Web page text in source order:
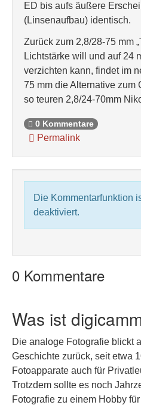
ED bis aufs äußere
(Linsenaufbau) identisch.
Zurück zum 2,8/28-75 mm
Lichtstärke will und auf 24
verzichten kann, findet im
75 mm die Alternative zum
so teuren 2,8/24-70mm
0 Kommentare
Permalink
Die Kommentarfunktion
deaktiviert.
0 Kommentare
Was ist
Die analoge Fotografie blickt
Geschichte zurück, seit etwa
Fotoapparate auch für
Trotzdem sollte es noch
Fotografie zu einem Hobby